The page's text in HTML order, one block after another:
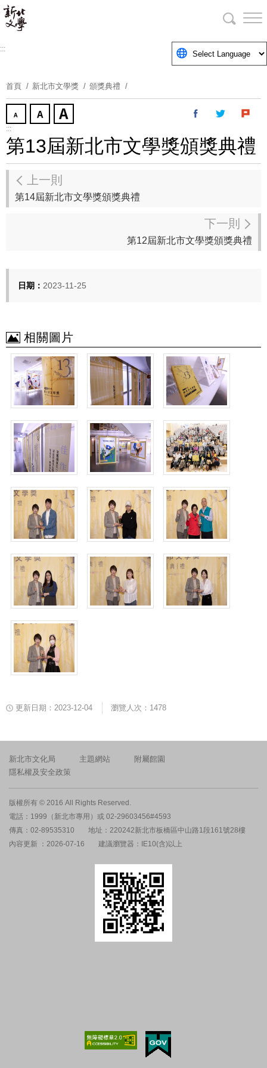
跳
到
要
塊
:::
首頁 新北市文學獎 頒獎典禮
:::
第13屆新北市文學獎頒獎典禮
上一則
第14屆新北市文學獎頒獎典禮
下一則
第12屆新北市文學獎頒獎典禮
日期： 2023-11-25
相關圖片
更新日期：2023-12-04 瀏覽人次：1478
新北市文化局 主題網站
附屬館園
隱私權及安全政策
版權所有 © 2016 All Rights Reserved.
電話：1999（新北市專用）或 02-29603456#4593
傳真：02-89535310
地址：220242新北市板橋區中山路1段161號28樓
內容更新 ：2026-07-16
建議瀏覽器：IE10(含)以上